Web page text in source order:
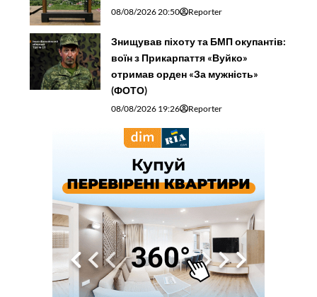
08/08/2026 20:50 Reporter
Знищував піхоту та БМП окупантів:
воїн з Прикарпаття «Вуйко»
отримав орден «За мужність»
(ФОТО)
08/08/2026 19:26 Reporter